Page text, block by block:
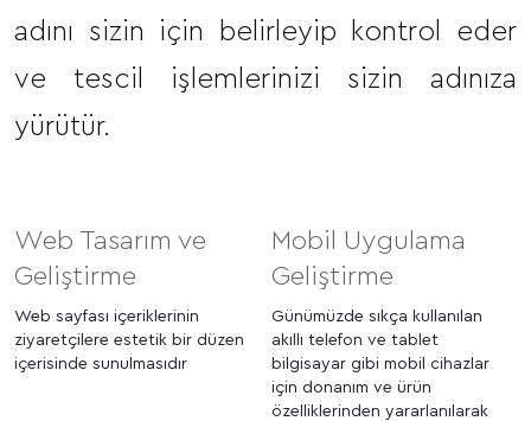
adını sizin için belirleyip kontrol eder
ve tescil işlemlerinizi sizin adınıza
yürütür.
Web Tasarım ve
Geliştirme
Web sayfası içeriklerinin
ziyaretçilere estetik bir düzen
içerisinde sunulmasıdır
Mobil Uygulama
Geliştirme
Günümüzde sıkça kullanılan
akıllı telefon ve tablet
bilgisayar gibi mobil cihazlar
için donanım ve ürün
özelliklerinden yararlanılarak